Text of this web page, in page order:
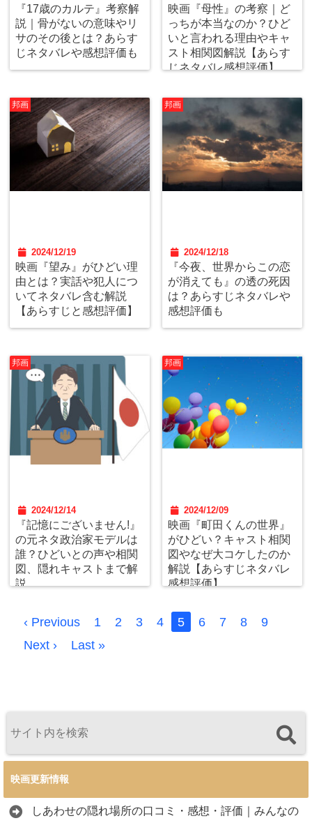
『17歳のカルテ』考察解
説｜骨がないの意味やリ
サのその後とは？あらす
じネタバレや感想評価も
映画『母性』の考察｜ど
っちが本当なのか？ひど
いと言われる理由やキャ
スト相関図解説【あらす
じネタバレ感想評価】
邦画
2024/12/19
映画『望み』がひどい理
由とは？実話や犯人につ
いてネタバレ含む解説
【あらすじと感想評価】
邦画
2024/12/18
『今夜、世界からこの恋
が消えても』の透の死因
は？あらすじネタバレや
感想評価も
邦画
2024/12/14
『記憶にございません!』
の元ネタ政治家モデルは
誰？ひどいとの声や相関
図、隠れキャストまで解
説
邦画
2024/12/09
映画『町田くんの世界』
がひどい？キャスト相関
図やなぜ大コケしたのか
解説【あらすじネタバレ
感想評価】
‹ Previous 1 2 3 4 5 6 7 8
9
Next ›
Last »
映画更新情報
しあわせの隠れ場所の口コミ・感想・評価｜みんなの